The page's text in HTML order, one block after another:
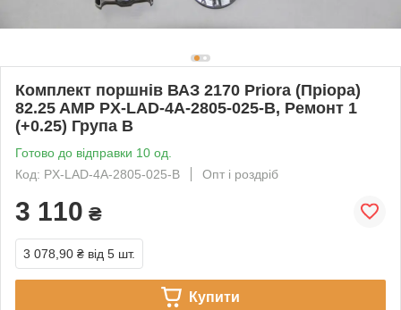
Комплект поршнів ВАЗ 2170 Priora (Пріора)
82.25 AMP PX-LAD-4A-2805-025-B, Ремонт 1
(+0.25) Група B
Готово до відправки 10 од.
Код: PX-LAD-4A-2805-025-B
Опт і роздріб
3 110 ₴
3 078,90 ₴ від 5 шт.
Купити